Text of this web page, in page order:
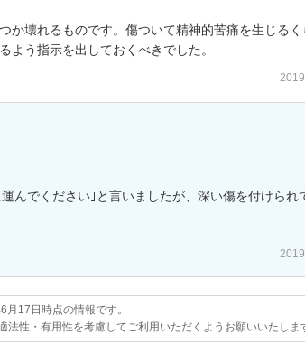
か壊れるものです。傷ついて精神的苦痛を生じるく
よう指示を出しておくべきでした。
んでください｣と言いましたが、深い傷を付けられ
月17日時点の情報です。
法性・有用性を考慮してご利用いただくようお願いいたしま